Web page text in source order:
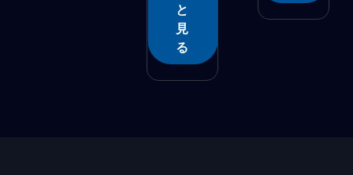
と
見
る